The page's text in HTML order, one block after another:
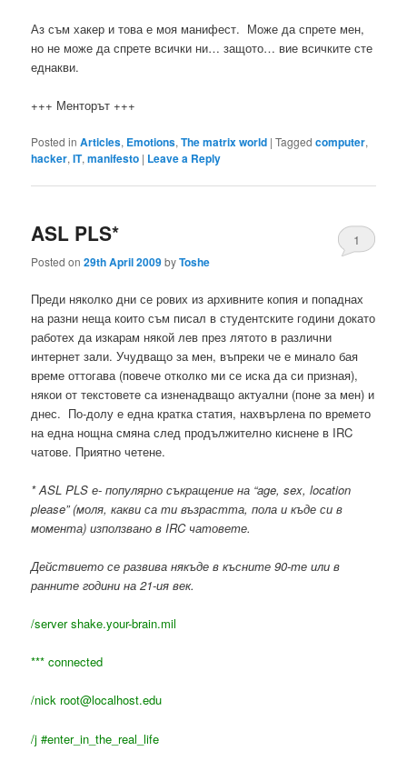
Аз съм хакер и това е моя манифест. Може да спрете мен,
но не може да спрете всички ни… защото… вие всичките сте
еднакви.
+++ Менторът +++
Posted in Articles, Emotions,The matrix world |Tagged computer,
hacker,IT,manifesto | Leave a Reply
ASL PLS*
Posted on29th April 2009byToshe
1
Преди няколко дни се рових из архивните копия и попаднах
на разни неща които съм писал в студентските години докато
работех да изкарам някой лев през лятото в различни
интернет зали. Учудващо за мен, въпреки че е минало бая
време оттогава (повече отколко ми се иска да си призная),
някои от текстовете са изненадващо актуални (поне за мен) и
днес. По-долу е една кратка статия, нахвърлена по времето
на една нощна смяна след продължително киснене в IRC
чатове. Приятно четене.
* ASL PLS е- популярно съкращение на “age, sex, location
please” (моля, какви са ти възрастта, пола и къде си в
момента) използвано в IRC чатовете.
Действието се развива някъде в късните 90-те или в
ранните години на 21-ия век.
/server shake.your-brain.mil
*** connected
/nick root@localhost.edu
/j #enter_in_the_real_life